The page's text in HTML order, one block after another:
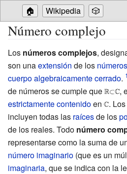
🏠 Wikipedia 🎲
Número complejo
Los números complejos,
son unaextensión de los
cuerpo algebraicamente cerrado.
de números se cumple que
,
estrictamente contenidoen
.
incluyen todas las raícesde los
de los reales. Todo número
representarse como la suma de
número imaginario (que es un
imaginaria, que se indica con la